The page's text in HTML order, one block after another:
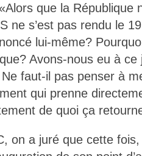
que la République
ne s’est pas rendu le
lui-même?
Avons-nous eu à
faut-il pas penser à
qui prenne
de quoi ça
on a juré que cette